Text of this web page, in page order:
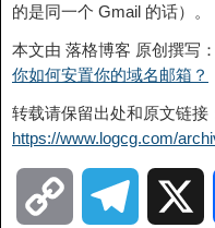
的是同一个 Gmail 的话）。
本文由 落格博客 原创撰写：
你如何安置你的域名邮箱？
转载请保留出处和原文链接
https://www.logcg.com/